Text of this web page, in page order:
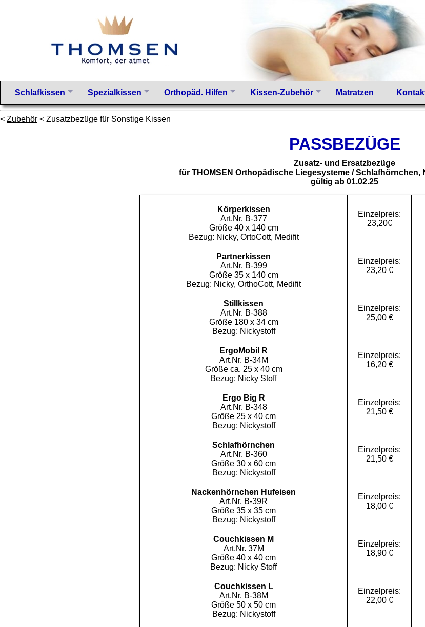
Schlafkissen Spezialkissen Orthopäd. Hilfen Kissen-Zubehör Matratzen
< Zubehör < Zusatzbezüge für Sonstige Kissen
PASSBEZÜGE
Zusatz- und Ersatzbezüge
für THOMSEN Orthopädische Liegesysteme / Schlafhörnchen,
gültig ab 01.02.25
Körperkissen
Art.Nr. B-377
Größe 40 x 140 cm
Bezug: Nicky, OrtoCott, Medifit
Einzelpreis:
23,20€
Partnerkissen
Art.Nr. B-399
Größe 35 x 140 cm
Bezug: Nicky, OrthoCott, Medifit
Einzelpreis:
23,20 €
Stillkissen
Art.Nr. B-388
Größe 180 x 34 cm
Bezug: Nickystoff
Einzelpreis:
25,00 €
ErgoMobil R
Art.Nr. B-34M
Größe ca. 25 x 40 cm
Bezug: Nicky Stoff
Einzelpreis:
16,20 €
Ergo Big R
Art.Nr. B-348
Größe 25 x 40 cm
Bezug: Nickystoff
Einzelpreis:
21,50 €
Schlafhörnchen
Art.Nr. B-360
Größe 30 x 60 cm
Bezug: Nickystoff
Einzelpreis:
21,50 €
Nackenhörnchen Hufeisen
Art.Nr. B-39R
Größe 35 x 35 cm
Bezug: Nickystoff
Einzelpreis:
18,00 €
Couchkissen M
Art.Nr. 37M
Größe 40 x 40 cm
Bezug: Nicky Stoff
Einzelpreis:
18,90 €
Couchkissen L
Art.Nr. B-38M
Größe 50 x 50 cm
Bezug: Nickystoff
Einzelpreis:
22,00 €